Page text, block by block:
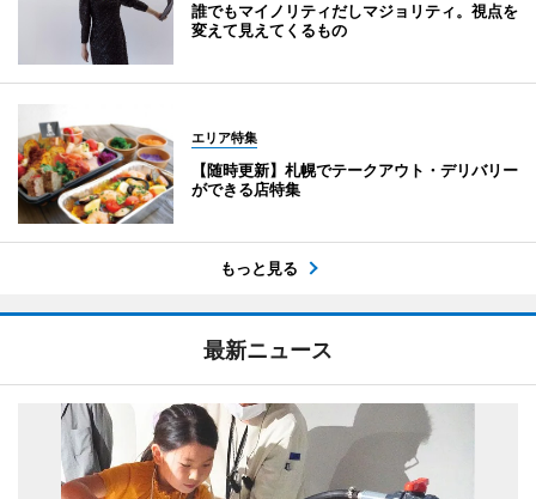
誰でもマイノリティだしマジョリティ。視点を
変えて見えてくるもの
エリア特集
【随時更新】札幌でテークアウト・デリバリー
ができる店特集
もっと見る
最新ニュース